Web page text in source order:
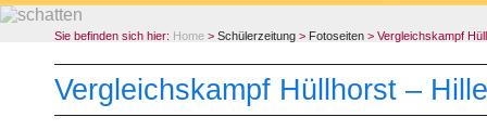
Sie befinden sich hier: Home > Schülerzeitung > Fotoseiten > Vergleichskampf
Vergleichskampf Hüllhorst – Hille